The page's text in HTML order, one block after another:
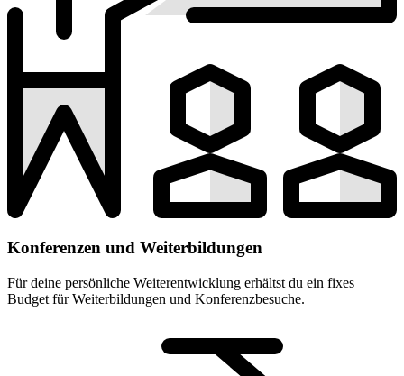
Konferenzen und Weiterbildungen
Für deine persönliche Weiterentwicklung erhältst du ein fixes
Budget für Weiterbildungen und Konferenzbesuche.